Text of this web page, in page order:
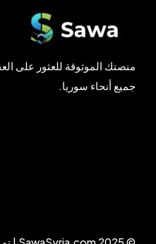
منصتك الموثوقة للعثور على
جميع أنحاء سوريا.